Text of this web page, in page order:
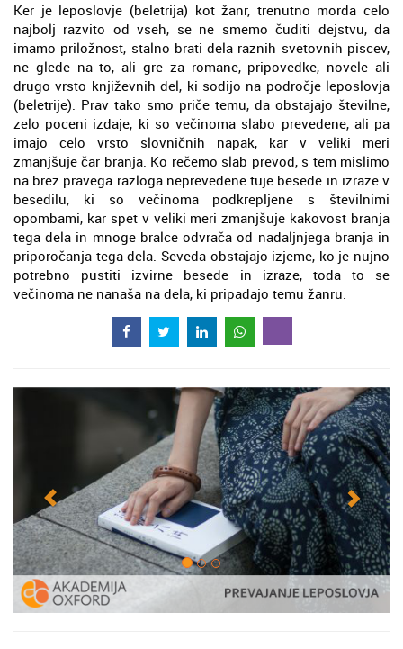
Ker je leposlovje (beletrija) kot žanr, trenutno morda celo
najbolj razvito od vseh, se ne smemo čuditi dejstvu, da
imamo priložnost, stalno brati dela raznih svetovnih piscev,
ne glede na to, ali gre za romane, pripovedke, novele ali
drugo vrsto književnih del, ki sodijo na področje leposlovja
(beletrije). Prav tako smo priče temu, da obstajajo številne,
zelo poceni izdaje, ki so večinoma slabo prevedene, ali pa
imajo celo vrsto slovničnih napak, kar v veliki meri
zmanjšuje čar branja. Ko rečemo slab prevod, s tem mislimo
na brez pravega razloga neprevedene tuje besede in izraze v
besedilu, ki so večinoma podkrepljene s številnimi
opombami, kar spet v veliki meri zmanjšuje kakovost branja
tega dela in mnoge bralce odvrača od nadaljnjega branja in
priporočanja tega dela. Seveda obstajajo izjeme, ko je nujno
potrebno pustiti izvirne besede in izraze, toda to se
večinoma ne nanaša na dela, ki pripadajo temu žanru.